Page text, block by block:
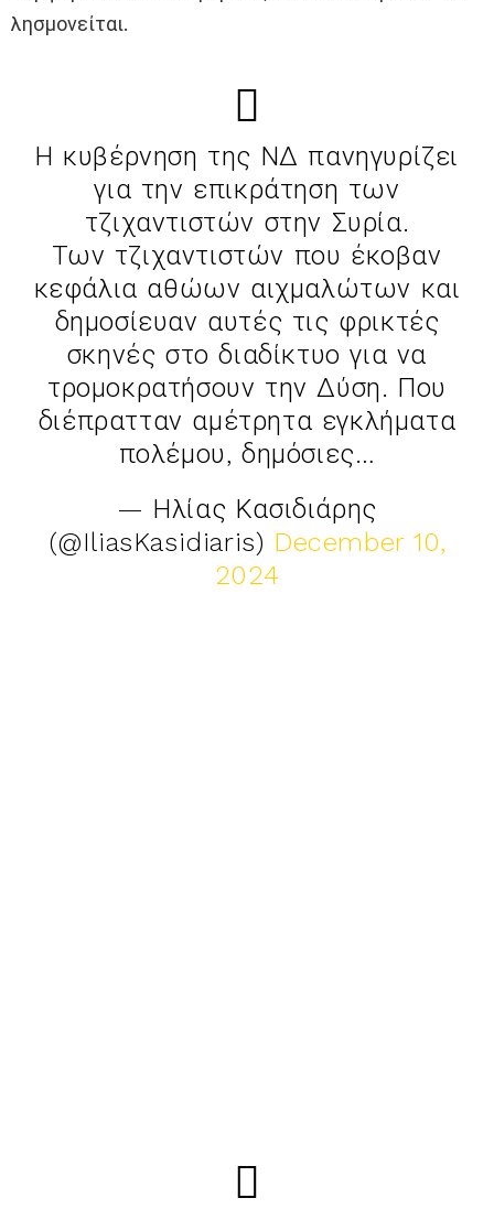
λησμονείται.
Η κυβέρνηση της ΝΔ πανηγυρίζει
για την επικράτηση των
τζιχαντιστών στην Συρία.
Των τζιχαντιστών που έκοβαν
κεφάλια αθώων αιχμαλώτων και
δημοσίευαν αυτές τις φρικτές
σκηνές στο διαδίκτυο για να
τρομοκρατήσουν την Δύση. Που
διέπρατταν αμέτρητα εγκλήματα
πολέμου, δημόσιες…
— Ηλίας Κασιδιάρης
(@IliasKasidiaris) December 10,
2024